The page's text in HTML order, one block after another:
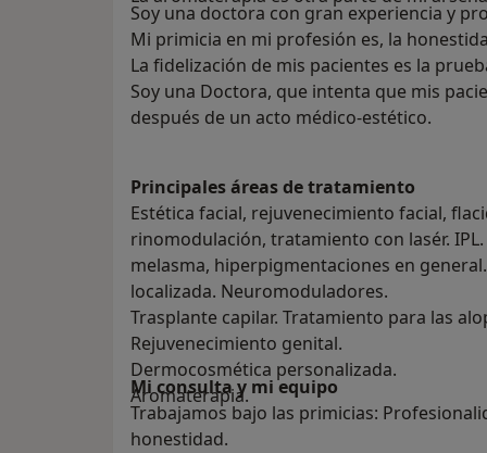
Soy una doctora con gran experiencia y
Mi primicia en mi profesión es, la
La fidelización de mis pacientes es la
Soy una Doctora, que intenta que mis
después de un acto médico-estético.
Principales áreas de tratamiento
Estética facial, rejuvenecimiento facial,
rinomodulación, tratamiento con lasér.
melasma, hiperpigmentaciones en
localizada. Neuromoduladores.
Trasplante capilar. Tratamiento para las
Rejuvenecimiento genital.
Dermocosmética personalizada.
Aromaterapia.
Mi consulta y mi equipo
Trabajamos bajo las primicias:
honestidad.